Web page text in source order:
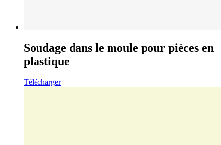
Soudage dans le moule pour pièces en
plastique
Télécharger